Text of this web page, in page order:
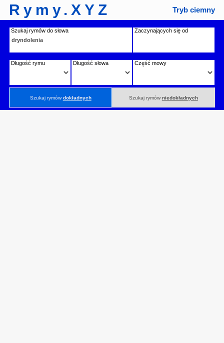
Rymy.XYZ Tryb ciemny
Szukaj rymów do słowa Zaczynających się od
Długość rymu Długość słowa Część mowy
Szukaj rymówdokładnych Szukaj rymów niedokładnych